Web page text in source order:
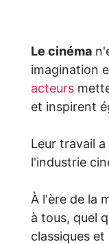
Le cinéma
imagination
acteurs
et inspirent
Leur travail
l'industrie
À l'ère de la
à tous, quel
classiques